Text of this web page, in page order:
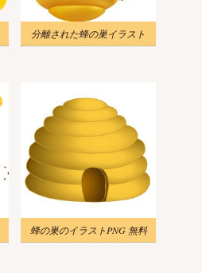
分離された蜂の巣イラスト
蜂の巣のイラストPNG 無料